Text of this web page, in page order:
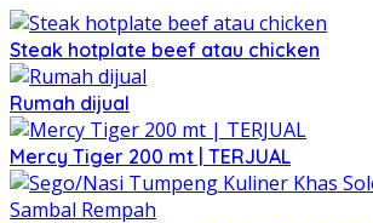
Steak hotplate beef atau chicken
Rumah dijual
Mercy Tiger 200 mt | TERJUAL